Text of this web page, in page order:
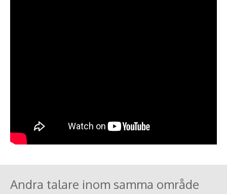
Andra talare inom samma område